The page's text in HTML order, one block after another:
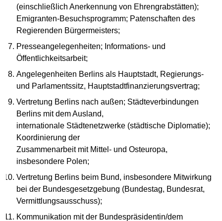
(einschließlich Anerkennung von Ehrengrabstätten);
Emigranten-Besuchsprogramm; Patenschaften des
Regierenden Bürgermeisters;
Presseangelegenheiten; Informations- und
Öffentlichkeitsarbeit;
Angelegenheiten Berlins als Hauptstadt, Regierungs-
und Parlamentssitz, Hauptstadtfinanzierungsvertrag;
Vertretung Berlins nach außen; Städteverbindungen
Berlins mit dem Ausland,
internationale Städtenetzwerke (städtische Diplomatie);
Koordinierung der
Zusammenarbeit mit Mittel- und Osteuropa,
insbesondere Polen;
Vertretung Berlins beim Bund, insbesondere Mitwirkung
bei der Bundesgesetzgebung (Bundestag, Bundesrat,
Vermittlungsausschuss);
Kommunikation mit der Bundespräsidentin/dem